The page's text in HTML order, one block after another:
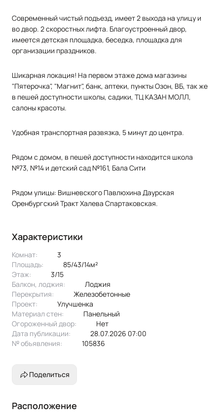
Современный чистый подъезд, имеет 2 выхода на улицу и
во двор. 2 скоростных лифта. Благоустроенный двор,
имеется детская площадка, беседка, площадка для
организации праздников.
Шикарная локация! На первом этаже дома магазины
"Пятерочка", "Магнит", банк, аптеки, пункты Озон, ВБ, так же
в пешей доступности школы, садики, ТЦ КАЗАН МОЛЛ,
салоны красоты.
Удобная транспортная развязка, 5 минут до центра.
Рядом с домом, в пешей доступности находится школа
№73, №14 и детский сад №161, Бала Сити
Рядом улицы: Вишневского Павлюхина Даурская
Оренбургский Тракт Халева Спартаковская.
Характеристики
Комнат:
3
Площадь:
85/43/14м²
Этаж:
3/15
Балкон, лоджия:
лоджия
Перекрытия:
железобетонные
Проект:
улучшенка
Материал стен:
Панельный
Огороженный двор:
Нет
Дата публикации:
28.07.2026 07:00
№ объявления:
105836
Поделиться
Расположение